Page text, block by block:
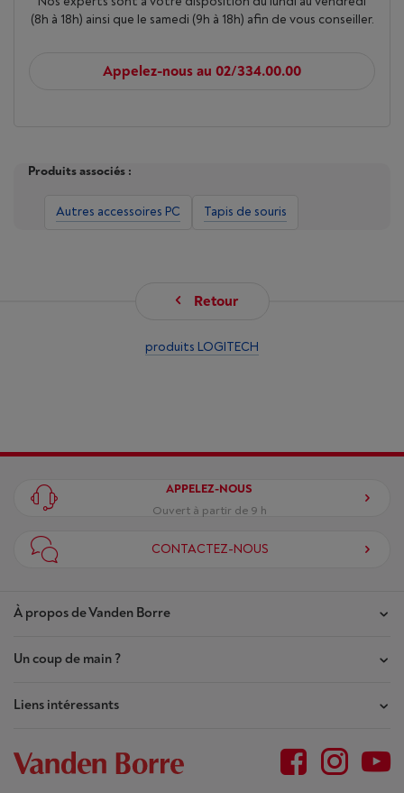
(8h à 18h) ainsi que le samedi (9h à 18h) afin de vous conseiller.
Appelez-nous au 02/334.00.00
Produits associés :
Autres accessoires PC Tapis de souris
Retour
produits LOGITECH
À propos de Vanden Borre
Nos magasins
Contrat de Confiance
Plan du site
Un coup de main ?
Mes commandes
Demande de réparation
Liens intéressants
Outlet
APPELEZ-NOUS
Ouvert à partir de 9 h
CONTACTEZ-NOUS